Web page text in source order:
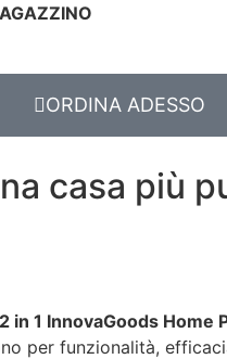
ORDINA ADESSO
casa più
in 1 InnovaGoods Home
per funzionalità,